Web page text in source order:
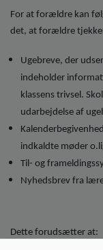
For at forældre kan
det, at forældre
Ugebreve, der
indeholder
klassens trivsel.
udarbejdelse af
indkaldte møder
Til- og
Nyhedsbrev fra
Dette forudsætter at: